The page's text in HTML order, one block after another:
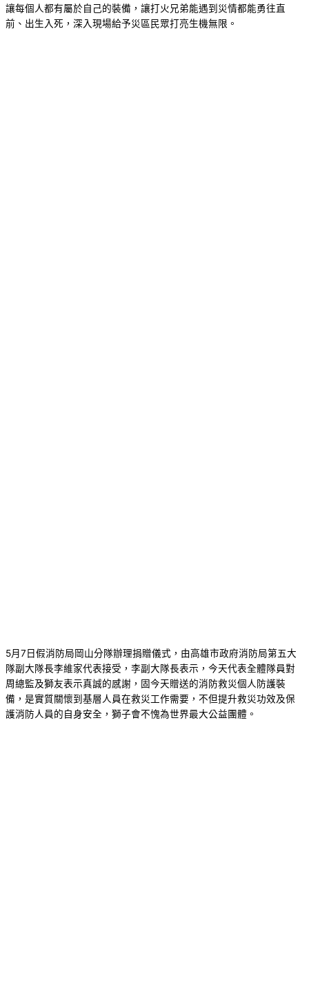
讓每個人都有屬於自己的裝備，讓打火兄弟能遇到災情都能勇往直
前、出生入死，深入現場給予災區民眾打亮生機無限。
5月7日假消防局岡山分隊辦理捐贈儀式，由高雄市政府消防局第五大
隊副大隊長李維家代表接受，李副大隊長表示，今天代表全體隊員對
周總監及獅友表示真誠的感謝，固今天贈送的消防救災個人防護裝
備，是實質關懷到基層人員在救災工作需要，不但提升救災功效及保
護消防人員的自身安全，獅子會不愧為世界最大公益團體。